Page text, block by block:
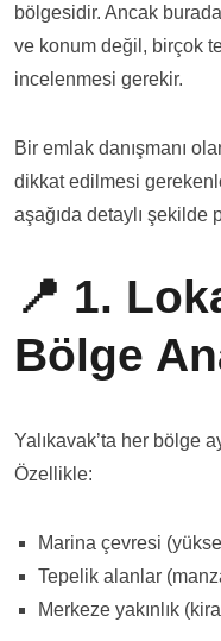
bölgesidir. Ancak
ve konum değil, birçok
incelenmesi gerekir.
Bir emlak danışmanı
dikkat edilmesi
aşağıda detaylı şekilde
📍 1.
Bölge
Yalıkavak’ta her bölge
Özellikle:
Marina çevresi
Tepelik alanlar
Merkeze yakınlık